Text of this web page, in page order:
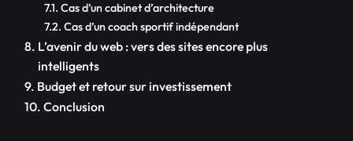
Cas d’un cabinet d’architecture
Cas d’un coach sportif indépendant
L’avenir du web : vers des sites encore plus
intelligents
Budget et retour sur investissement
Conclusion